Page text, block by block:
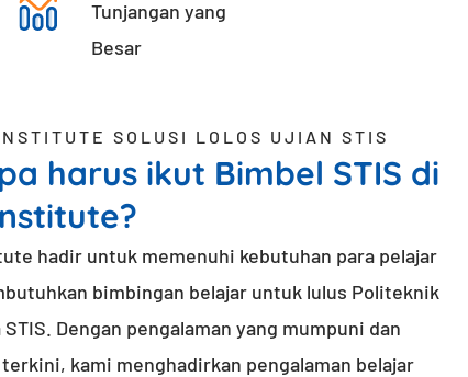
Tunjangan yang
Besar
SOLUSI LOLOS UJIAN STIS
harus ikut Bimbel STIS di
hadir untuk memenuhi kebutuhan para pelajar
bimbingan belajar untuk lulus Politeknik
Dengan pengalaman yang mumpuni dan
kami menghadirkan pengalaman belajar